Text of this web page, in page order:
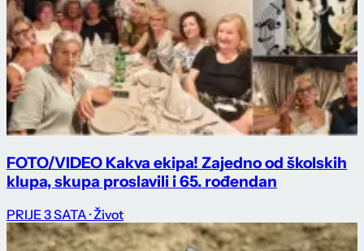
FOTO/VIDEO Kakva ekipa! Zajedno od školskih
klupa, skupa proslavili i 65. rođendan
PRIJE 3 SATA · Život